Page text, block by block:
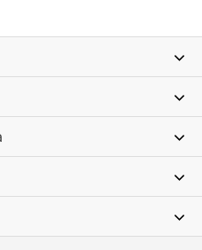
и выступления, где
свои танцевальные
после активного дня и
добавит сладости и уюта